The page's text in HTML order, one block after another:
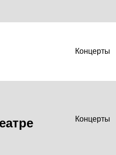
Концерты
Концерты